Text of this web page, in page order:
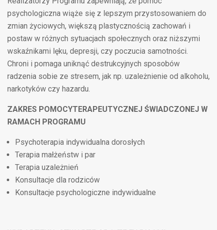
psychologiczna wiąże się z lepszym przystosowaniem do
zmian życiowych, większą plastycznością zachowań i
postaw w różnych sytuacjach społecznych oraz niższymi
wskaźnikami lęku, depresji, czy poczucia samotności.
Chroni i pomaga uniknąć destrukcyjnych sposobów
radzenia sobie ze stresem, jak np. uzależnienie od alkoholu,
narkotyków czy hazardu.
ZAKRES POMOCYTERAPEUTYCZNEJ ŚWIADCZONEJ W
RAMACH PROGRAMU
Psychoterapia indywidualna dorosłych
Terapia małżeństw i par
Terapia uzależnień
Konsultacje dla rodziców
Konsultacje psychologiczne indywidualne